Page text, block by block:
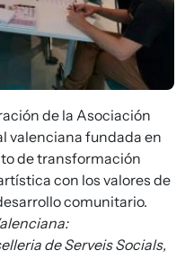
de la Asociación
valenciana fundada en
de transformación
con los valores de
comunitario.
de Serveis Socials,